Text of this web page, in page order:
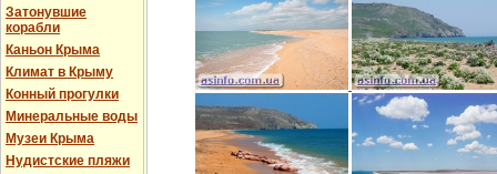
Затонувшие
корабли
Каньон Крыма
Климат в Крыму
Конный прогулки
Минеральные воды
Музеи Крыма
Нудистские пляжи